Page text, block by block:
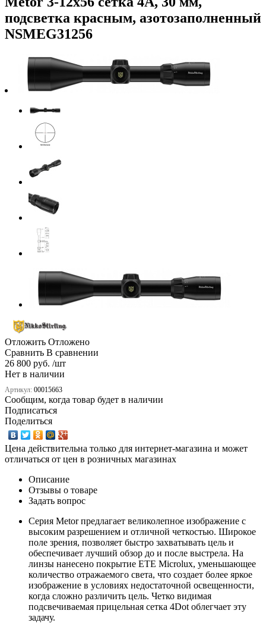
подсветка красным, азотозаполненный
NSMEG31256
Отложить Отложено
Сравнить В сравнении
26 800 руб. /шт
Нет в наличии
Артикул: 00015663
Сообщим, когда товар будет в наличии
Подписаться
Поделиться
Цена действительна только для интернет-магазина и может
отличаться от цен в розничных магазинах
Описание
Отзывы о товаре
Задать вопрос
Серия Metor предлагает великолепное изображение с
высоким разрешением и отличной четкостью. Широкое
поле зрения, позволяет быстро захватывать цель и
обеспечивает лучший обзор до и после выстрела. На
линзы нанесено покрытие ETE Microlux, уменьшающее
количество отражаемого света, что создает более яркое
изображение в условиях недостаточной освещенности,
когда сложно различить цель. Четко видимая
подсвечиваемая прицельная сетка 4Dot облегчает эту
задачу.